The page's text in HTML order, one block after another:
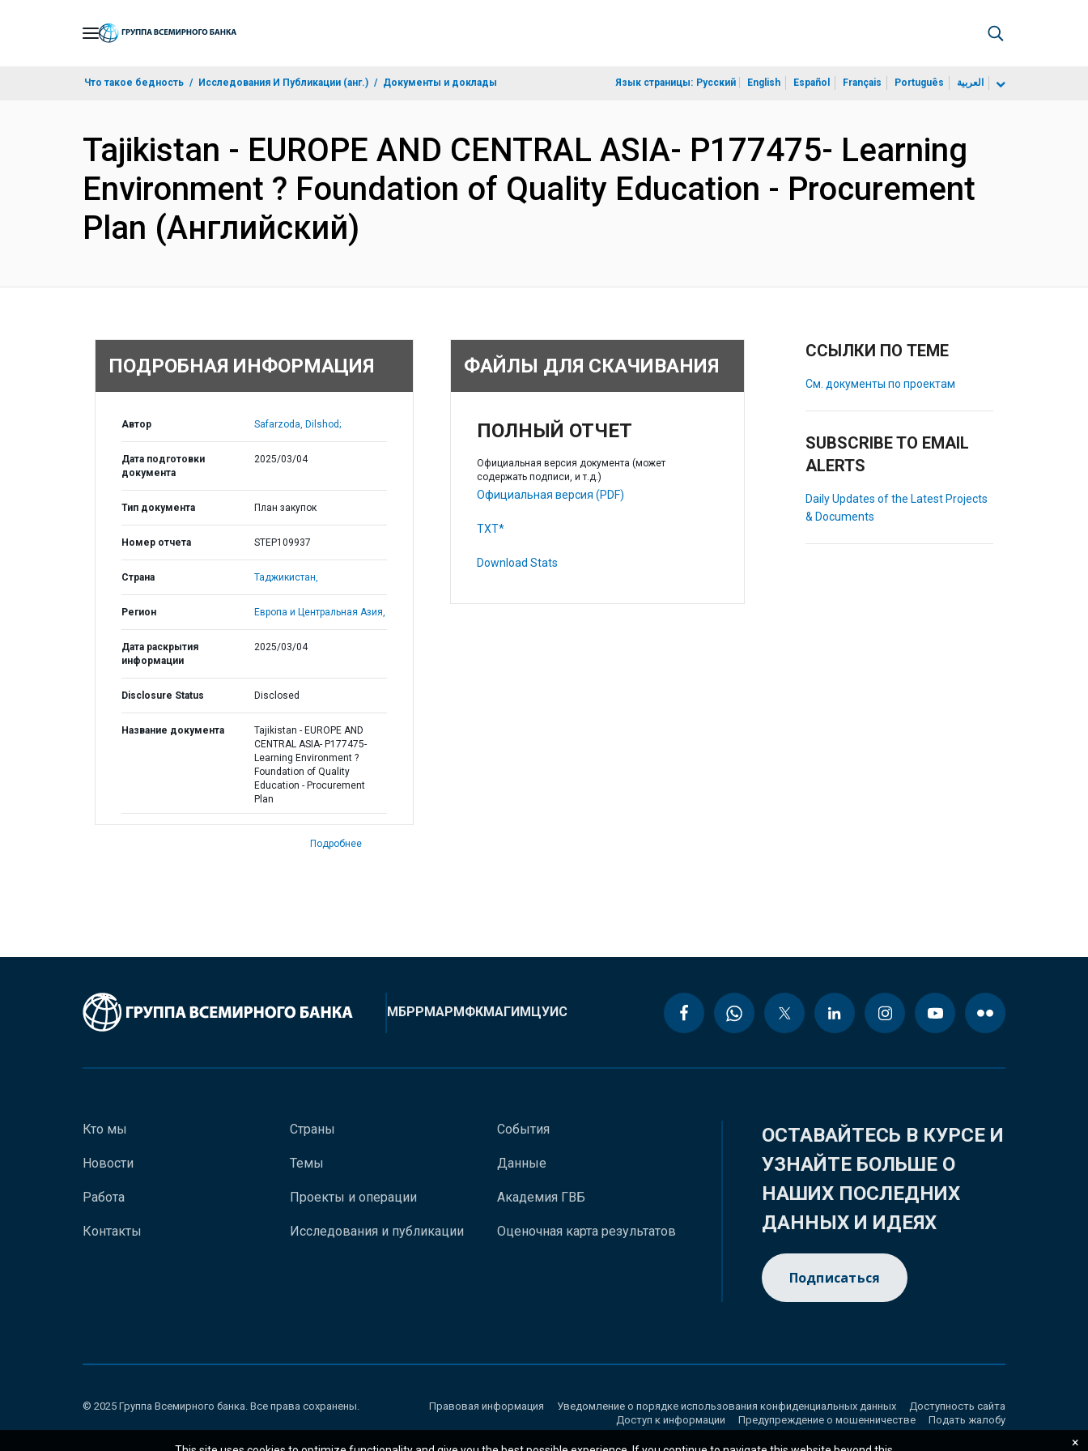
Что такое бедность Исследования И Публикации (анг.) Документы и доклады Язык страницы: Русский English Español Français Português العربية
Tajikistan - EUROPE AND CENTRAL ASIA- P177475- Learning
Environment ? Foundation of Quality Education - Procurement
Plan (Английский)
ПОДРОБНАЯ ИНФОРМАЦИЯ
Автор Safarzoda, Dilshod;
Дата подготовки
документа
2025/03/04
Тип документа План закупок
Номер отчета STEP109937
Страна Таджикистан,
Регион Европа и Центральная Азия,
Дата раскрытия
информации
2025/03/04
Disclosure Status Disclosed
Название документа
Tajikistan - EUROPE AND
CENTRAL ASIA- P177475-
Learning Environment ?
Foundation of Quality
Education - Procurement
Plan
Подробнее
ФАЙЛЫ ДЛЯ СКАЧИВАНИЯ
ПОЛНЫЙ ОТЧЕТ
Официальная версия документа (может
содержать подписи, и т.д.)
Официальная версия (PDF)
TXT*
Download Stats
ССЫЛКИ ПО ТЕМЕ
См. документы по проектам
SUBSCRIBE TO EMAIL
ALERTS
Daily Updates of the Latest Projects
& Documents
МБРРМАРМФКМАГИМЦУИС
Кто мы
Новости
Работа
Контакты
Страны
Темы
Проекты и операции
Исследования и публикации
События
Данные
Академия ГВБ
Оценочная карта результатов
ОСТАВАЙТЕСЬ В КУРСЕ И
УЗНАЙТЕ БОЛЬШЕ О
НАШИХ ПОСЛЕДНИХ
ДАННЫХ И ИДЕЯХ
Подписаться
© 2025 Группа Всемирного банка. Все права сохранены. Правовая информация Уведомление о порядке использования конфиденциальных данных
Доступность сайта
Доступ к информации
Предупреждение о мошенничестве Подать жалобу
×